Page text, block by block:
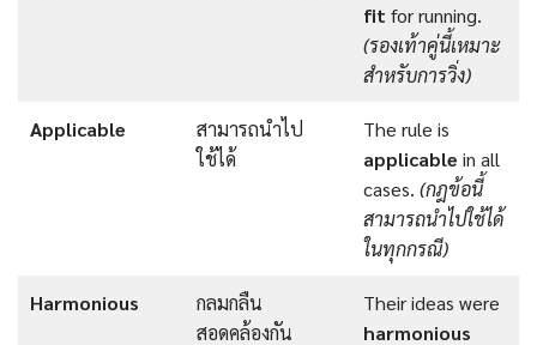
fit for running.
(รองเท้าคู่นี้เหมาะ
สำหรับการวิ่ง)
Applicable
สามารถนำไป
ใช้ได้
The rule is
applicable in all
cases. (กฎข้อนี้
สามารถนำไปใช้ได้
ในทุกกรณี)
Harmonious
กลมกลืน
สอดคล้องกัน
Their ideas were
harmonious